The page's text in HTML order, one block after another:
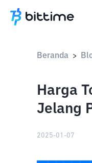
Beranda >
Harga
Jelang
2025-01-07